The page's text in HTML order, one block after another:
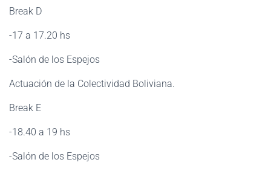
Break D
-17 a 17.20 hs
-Salón de los Espejos
Actuación de la Colectividad Boliviana.
Break E
-18.40 a 19 hs
-Salón de los Espejos